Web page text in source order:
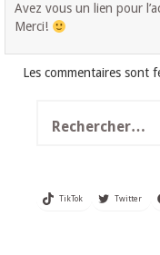
Avez vous un lien pour
Merci!
Les commentaires sont
TikTok Twitter